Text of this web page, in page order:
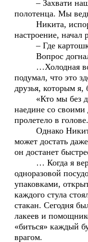
– Захвати
полотенца. Мы
Никита,
настроение, начал
– Где
Вопрос догнал
…Холодная
подумал, что это
друзья, которым я,
«Кто мы без
наедине со своими
пролетело в голове.
Однако Никита
может достать
он достанет
… Когда я
одноразовой
упаковками,
каждого стула
стакан. Сегодня
лакеев и
«биться» каждый
врагом.